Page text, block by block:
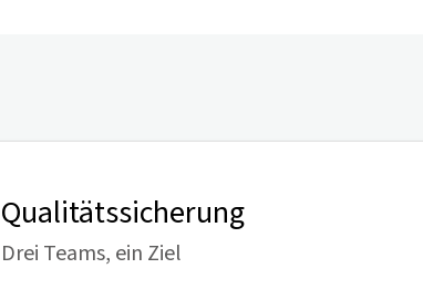
Qualitätssicherung
Drei Teams, ein Ziel